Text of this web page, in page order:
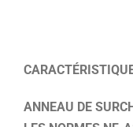
ANNEAU DE